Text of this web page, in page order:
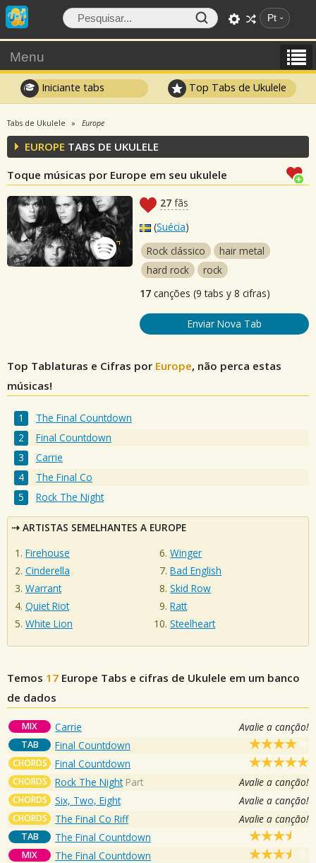
Pt
Menu
Iniciante tabs Top Tabs de Ukulele
Tabs de Ukulele Europe
EUROPE TABS DE UKULELE
Toque músicas por Europe em seu ukulele
27 fãs
(Suécia)
Rock clássico
hair metal
hard rock
rock
17 canções (9 tabs y 8 cifras)
Enviar Nova Tab
Top Tablaturas e Cifras por Europe, não perca estas
músicas!
The Final Countdown
Final Countdown
Carrie
The Final Co
Rock The Night
ARTISTAS SEMELHANTES A EUROPE
Firehouse
Cinderella
Warrant
Quiet Riot
White Lion
Winger
Bad English
Skid Row
Ratt
Steelheart
Temos 17 Europe Tabs e cifras de Ukulele em um banco
de dados
MIX Carrie Avalie a canção!
TAB Final Countdown
CHORDS Final Countdown
CHORDS Rock The Night Part Avalie a canção!
CHORDS Six, Two, Eight Avalie a canção!
CHORDS The Final Co Riff Avalie a canção!
TAB The Final Countdown
MIX The Final Countdown